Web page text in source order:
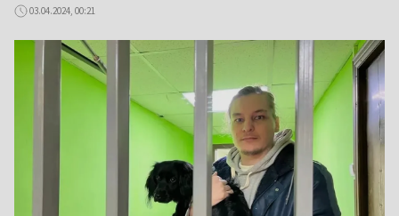
03.04.2024, 00:21